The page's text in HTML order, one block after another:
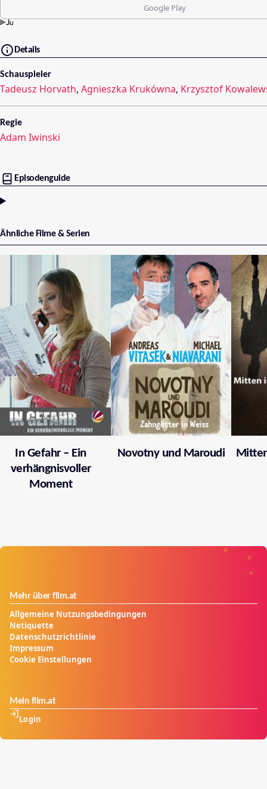
Google Play
Details
Schauspieler
Tadeusz Horvath, Agnieszka Krukówna, Krzysztof
Regie
Adam Iwinski
Episodenguide
Ähnliche Filme & Serien
In Gefahr – Ein
verhängnisvoller
Moment
Novotny und Maroudi
Mehr über film.at
Allgemeine Nutzungsbedingungen
Netiquette
Datenschutzrichtlinie
Impressum
Cookie Einstellungen
Mein film.at
Login